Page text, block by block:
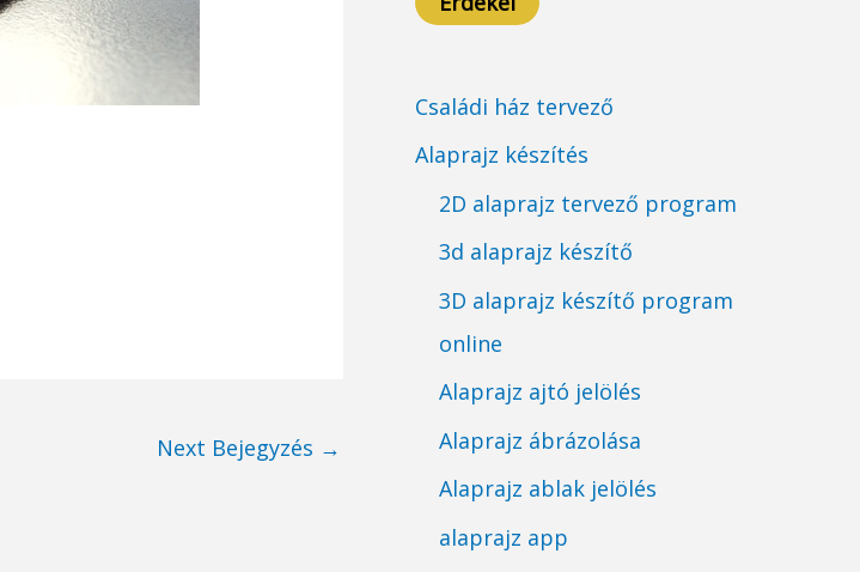
Next Bejegyzés →
Családi ház tervező
Alaprajz készítés
2D alaprajz tervező program
3d alaprajz készítő
3D alaprajz készítő program
online
Alaprajz ajtó jelölés
Alaprajz ábrázolása
Alaprajz ablak jelölés
alaprajz app